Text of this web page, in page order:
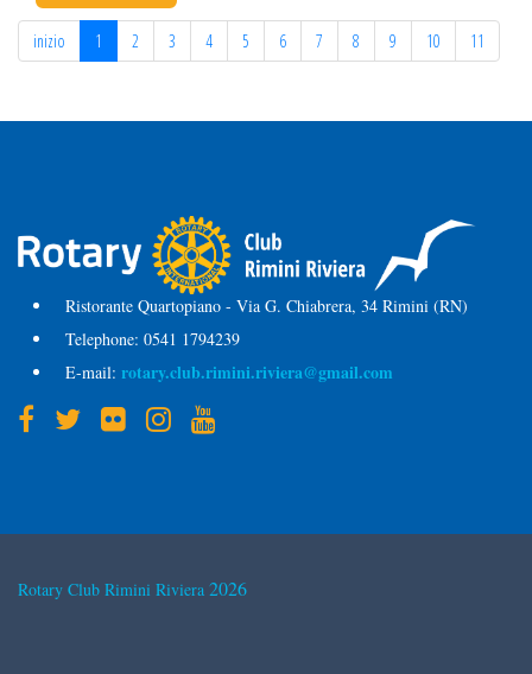
inizio 1 2 3 4 5 6 7 8 9 10 11
Ristorante Quartopiano - Via G. Chiabrera, 34 Rimini (RN)
Telephone: 0541 1794239
E-mail: rotary.club.rimini.riviera@gmail.com
Rotary Club Rimini Riviera 2026